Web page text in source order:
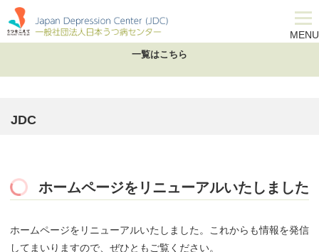
JDC
MENU
一覧はこちら
JDC
ホームページをリニューアルいたしました
ホームページをリニューアルいたしました。これからも情報を発信
してまいりますので、ぜひともご覧ください。